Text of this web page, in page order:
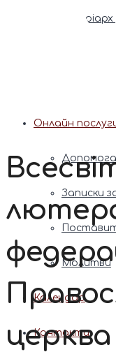
Онлайн
Допомога
Записки
Молитви
Календар
Контакти